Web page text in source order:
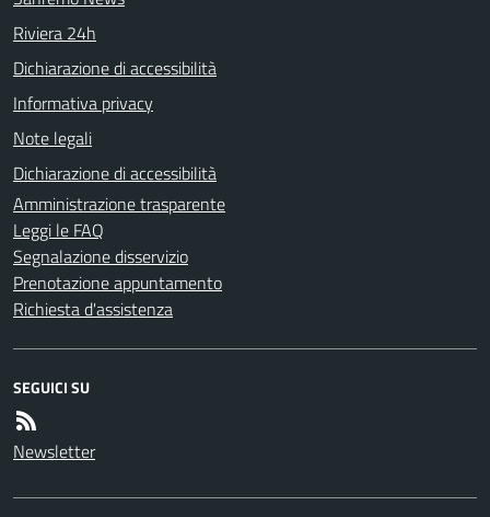
Riviera 24h
Dichiarazione di accessibilità
Informativa privacy
Note legali
Dichiarazione di accessibilità
Amministrazione trasparente
Leggi le FAQ
Segnalazione disservizio
Prenotazione appuntamento
Richiesta d'assistenza
SEGUICI SU
Newsletter